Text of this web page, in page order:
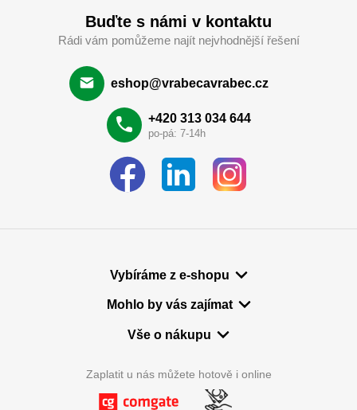
Buďte s námi v kontaktu
Rádi vám pomůžeme najít nejvhodnější řešení
eshop@vrabecavrabec.cz
+420 313 034 644
po-pá: 7-14h
Vybíráme z e-shopu
Mohlo by vás zajímat
Vše o nákupu
Zaplatit u nás můžete hotově i online